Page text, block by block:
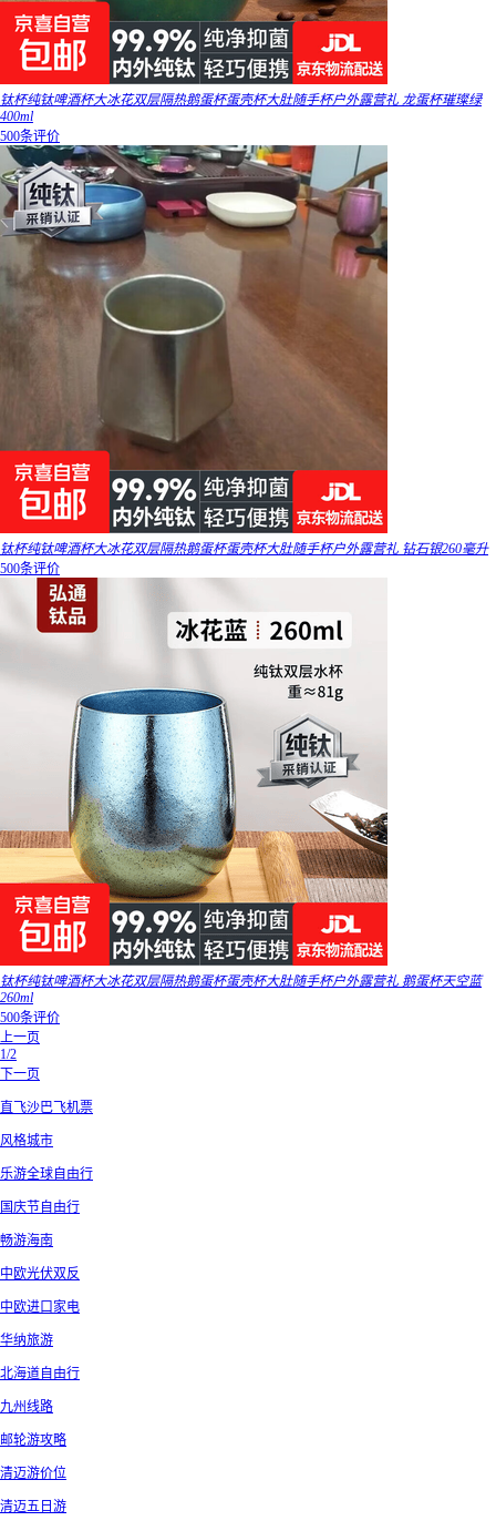
钛杯纯钛啤酒杯大冰花双层隔热鹅蛋杯蛋壳杯大肚随手杯户外露营礼 龙蛋杯璀璨绿
400ml
500条评价
钛杯纯钛啤酒杯大冰花双层隔热鹅蛋杯蛋壳杯大肚随手杯户外露营礼 钻石银260毫升
500条评价
钛杯纯钛啤酒杯大冰花双层隔热鹅蛋杯蛋壳杯大肚随手杯户外露营礼 鹅蛋杯天空蓝
260ml
500条评价
上一页
1/2
下一页
直飞沙巴飞机票
风格城市
乐游全球自由行
国庆节自由行
畅游海南
中欧光伏双反
中欧进口家电
华纳旅游
北海道自由行
九州线路
邮轮游攻略
清迈游价位
清迈五日游